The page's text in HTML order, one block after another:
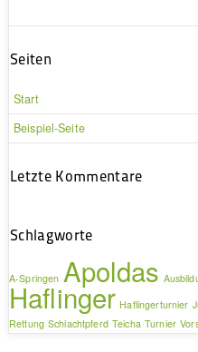
Seiten
Start
Beispiel-Seite
Letzte Kommentare
Schlagworte
A-Springen Apoldas
Haflinger Haflingerturnier
Rettung Schlachtpferd Teicha Turnier